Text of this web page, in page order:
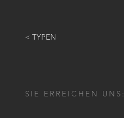
< TYPEN
SIE ERREICHEN UNS: